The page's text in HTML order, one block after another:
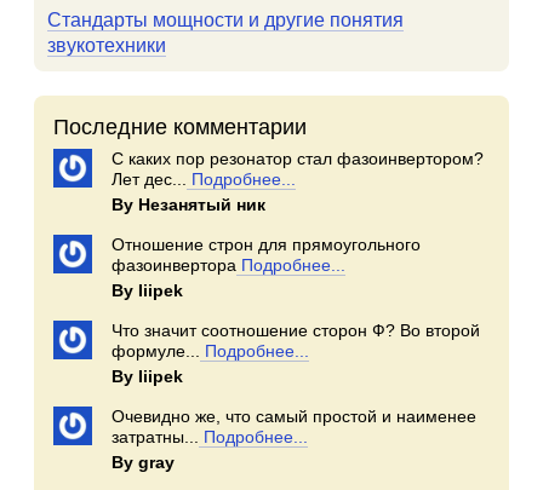
Стандарты мощности и другие понятия
звукотехники
Последние комментарии
С каких пор резонатор стал фазоинвертором?
Лет дес...
Подробнее...
By Незанятый ник
Отношение строн для прямоугольного
фазоинвертора Подробнее...
By Iiipek
Что значит соотношение сторон Ф? Во второй
формуле...
Подробнее...
By Iiipek
Очевидно же, что самый простой и наименее
затратны...
Подробнее...
By gray